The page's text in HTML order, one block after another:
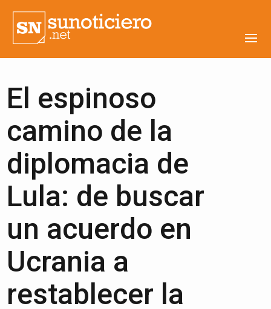
El espinoso
camino de la
diplomacia de
Lula: de buscar
un acuerdo en
Ucrania a
restablecer la